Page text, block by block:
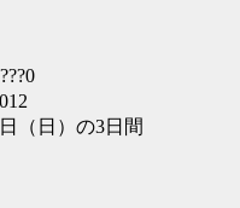
（日）の3日間